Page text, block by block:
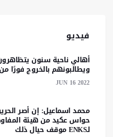
فيديو
ويطالبونهم بالخروج فورًا
JUN 16 2022
محمد اسماعيل: إن أصر
حواس عكيد من هيئة
لـENKS موقف حيال ذلك